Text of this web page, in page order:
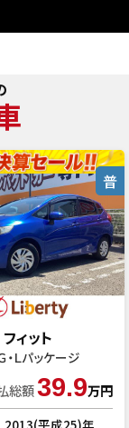
普
フィット
・Ｌパッケージ
総額39.9万円